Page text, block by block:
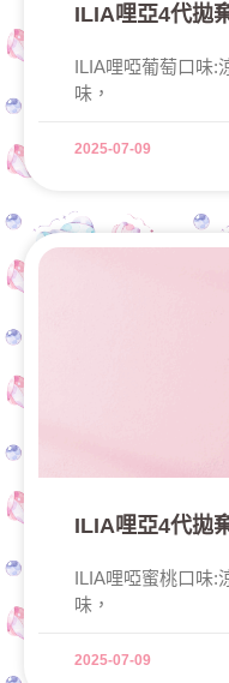
ILIA哩亞4代拋
ILIA哩啞葡萄口味:
味，
2025-07-09
ILIA哩亞4代拋
ILIA哩啞蜜桃口味:
味，
2025-07-09